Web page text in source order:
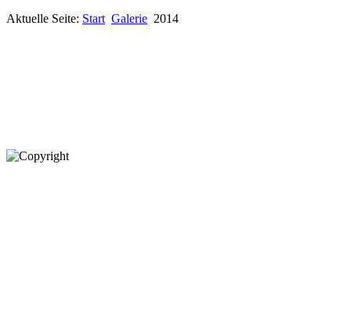
Aktuelle Seite: Start Galerie 2014